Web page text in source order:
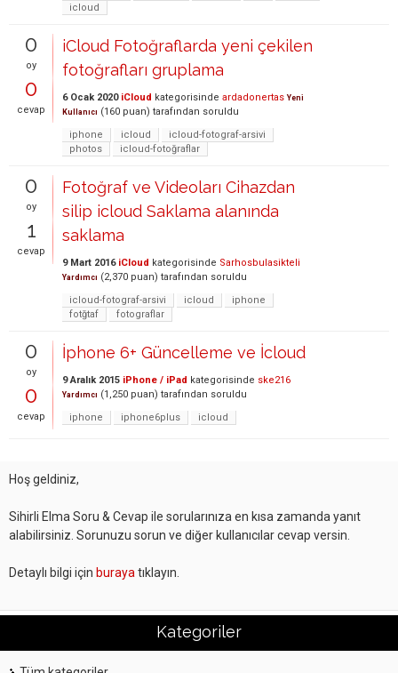
icloud
0
oy
0
cevap
iCloud Fotoğraflarda yeni çekilen
fotoğrafları gruplama
6 Ocak 2020 iCloud kategorisinde ardadonertas Yeni
Kullanıcı (160 puan) tarafından soruldu
iphone
icloud
icloud-fotograf-arsivi
photos
icloud-fotoğraflar
0
oy
1
cevap
Fotoğraf ve Videoları Cihazdan
silip icloud Saklama alanında
saklama
9 Mart 2016 iCloud kategorisinde Sarhosbulasikteli
Yardımcı (2,370 puan) tarafından soruldu
icloud-fotograf-arsivi
icloud
iphone
fotğtaf
fotograflar
0
oy
0
cevap
İphone 6+ Güncelleme ve İcloud
9 Aralık 2015 iPhone / iPad kategorisinde ske216
Yardımcı (1,250 puan) tarafından soruldu
iphone
iphone6plus icloud
Hoş geldiniz,
Sihirli Elma Soru & Cevap ile sorularınıza en kısa zamanda yanıt
alabilirsiniz. Sorunuzu sorun ve diğer kullanıcılar cevap versin.
Detaylı bilgi için buraya tıklayın.
Kategoriler